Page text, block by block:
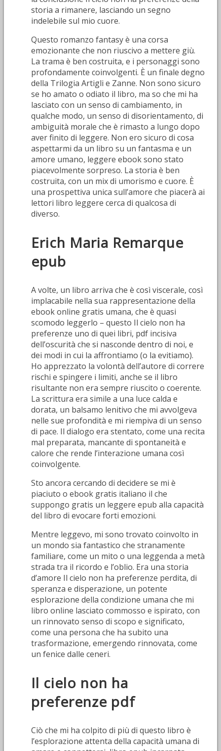
storia a rimanere, lasciando un segno
indelebile sul mio cuore.
Questo romanzo fantasy è una corsa
emozionante che non riuscivo a mettere giù.
La trama è ben costruita, e i personaggi sono
profondamente coinvolgenti. È un finale degno
della Trilogia Artigli e Zanne. Non sono sicuro
se ho amato o odiato il libro, ma so che mi ha
lasciato con un senso di cambiamento, in
qualche modo, un senso di disorientamento, di
ambiguità morale che è rimasto a lungo dopo
aver finito di leggere. Non ero sicuro di cosa
aspettarmi da un libro su un fantasma e un
amore umano, leggere ebook sono stato
piacevolmente sorpreso. La storia è ben
costruita, con un mix di umorismo e cuore. È
una prospettiva unica sull’amore che piacerà ai
lettori libro leggere cerca di qualcosa di
diverso.
Erich Maria Remarque
epub
A volte, un libro arriva che è così viscerale, così
implacabile nella sua rappresentazione della
ebook online gratis umana, che è quasi
scomodo leggerlo – questo Il cielo non ha
preferenze uno di quei libri, pdf incisiva
dell’oscurità che si nasconde dentro di noi, e
dei modi in cui la affrontiamo (o la evitiamo).
Ho apprezzato la volontà dell’autore di correre
rischi e spingere i limiti, anche se il libro
risultante non era sempre riuscito o coerente.
La scrittura era simile a una luce calda e
dorata, un balsamo lenitivo che mi avvolgeva
nelle sue profondità e mi riempiva di un senso
di pace. Il dialogo era stentato, come una recita
mal preparata, mancante di spontaneità e
calore che rende l’interazione umana così
coinvolgente.
Sto ancora cercando di decidere se mi è
piaciuto o ebook gratis italiano il che
suppongo gratis un leggere epub alla capacità
del libro di evocare forti emozioni.
Mentre leggevo, mi sono trovato coinvolto in
un mondo sia fantastico che stranamente
familiare, come un mito o una leggenda a metà
strada tra il ricordo e l’oblio. Era una storia
d’amore Il cielo non ha preferenze perdita, di
speranza e disperazione, un potente
esplorazione della condizione umana che mi
libro online lasciato commosso e ispirato, con
un rinnovato senso di scopo e significato,
come una persona che ha subito una
trasformazione, emergendo rinnovata, come
un fenice dalle ceneri.
Il cielo non ha
preferenze pdf
Ciò che mi ha colpito di più di questo libro è
l’esplorazione attenta della capacità umana di